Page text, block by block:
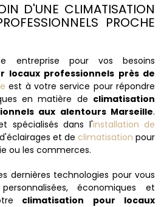
D'UNE CLIMATISATION
PROCHE
entreprise pour vos besoins
locaux professionnels près de
est à votre service pour répondre
en matière de climatisation
aux alentours Marseille.
spécialisés dans l'installation de
et de climatisation pour
ou les commerces.
dernières technologies pour vous
économiques et
climatisation pour locaux